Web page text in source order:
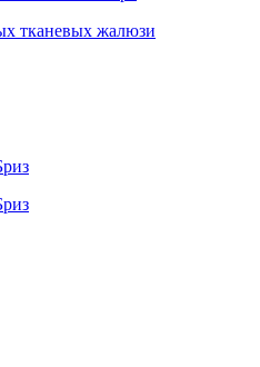
тканевых жалюзи